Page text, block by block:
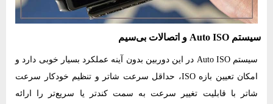
سیستم Auto ISO و اتصالات بی‌سیم
سیستم Auto ISO در این دوربین بدون آینه عملکرد بسیار خوبی دارد و
امکان تعیین بازه ISO، حداقل سرعت شاتر و تنظیم خودکار سرعت
شاتر با قابلیت تغییر سرعت به سمت کندتر یا سریع‌تر را ارائه